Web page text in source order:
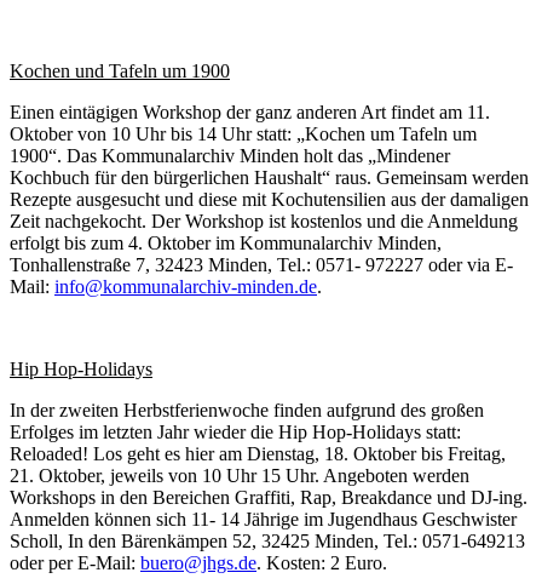
Kochen und Tafeln um 1900
Einen eintägigen Workshop der ganz anderen Art findet am 11.
Oktober von 10 Uhr bis 14 Uhr statt: „Kochen um Tafeln um
1900“. Das Kommunalarchiv Minden holt das „Mindener
Kochbuch für den bürgerlichen Haushalt“ raus. Gemeinsam werden
Rezepte ausgesucht und diese mit Kochutensilien aus der damaligen
Zeit nachgekocht. Der Workshop ist kostenlos und die Anmeldung
erfolgt bis zum 4. Oktober im Kommunalarchiv Minden,
Tonhallenstraße 7, 32423 Minden, Tel.: 0571- 972227 oder via E-
Mail: info@kommunalarchiv-minden.de.
Hip Hop-Holidays
In der zweiten Herbstferienwoche finden aufgrund des großen
Erfolges im letzten Jahr wieder die Hip Hop-Holidays statt:
Reloaded! Los geht es hier am Dienstag, 18. Oktober bis Freitag,
21. Oktober, jeweils von 10 Uhr 15 Uhr. Angeboten werden
Workshops in den Bereichen Graffiti, Rap, Breakdance und DJ-ing.
Anmelden können sich 11- 14 Jährige im Jugendhaus Geschwister
Scholl, In den Bärenkämpen 52, 32425 Minden, Tel.: 0571-649213
oder per E-Mail: buero@jhgs.de. Kosten: 2 Euro.